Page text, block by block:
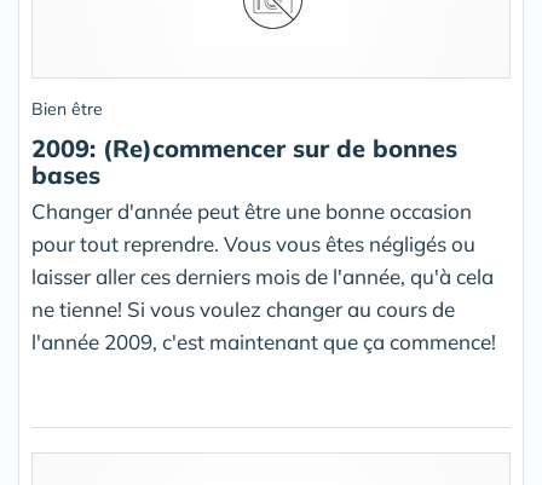
Bien être
2009: (Re)commencer sur de bonnes
bases
Changer d'année peut être une bonne occasion
pour tout reprendre. Vous vous êtes négligés ou
laisser aller ces derniers mois de l'année, qu'à cela
ne tienne! Si vous voulez changer au cours de
l'année 2009, c'est maintenant que ça commence!